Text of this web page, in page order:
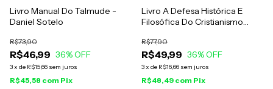
Livro Manual Do Talmude -
Daniel Sotelo
R$46,99
R$73,90
36% OFF
3x de R$15,66 sem juros
R$45,58 com Pix
Livro A Defesa Histórica E
Filosófica Do Cristianismo
Evangélica - Eusébio De
Cesareia
R$49,99
R$77,90
36% OFF
3x de R$16,66 sem juros
R$48,49 com Pix